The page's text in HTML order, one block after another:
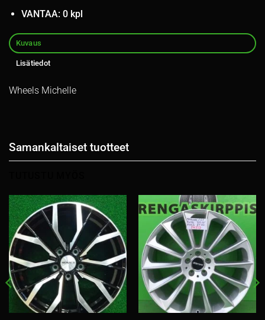
VANTAA: 0 kpl
Kuvaus
Lisätiedot
Wheels Michelle
Samankaltaiset tuotteet